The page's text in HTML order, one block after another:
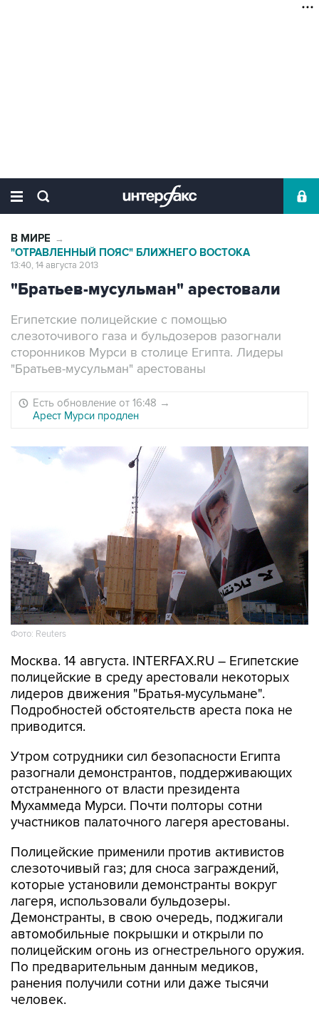
В МИРЕ →
"ОТРАВЛЕННЫЙ ПОЯС" БЛИЖНЕГО ВОСТОКА
13:40, 14 августа 2013
"Братьев-мусульман" арестовали
Египетские полицейские с помощью
слезоточивого газа и бульдозеров разогнали
сторонников Мурси в столице Египта. Лидеры
"Братьев-мусульман" арестованы
Есть обновление от 16:48 →
Арест Мурси продлен
Фото: Reuters
Москва. 14 августа. INTERFAX.RU – Египетские
полицейские в среду арестовали некоторых
лидеров движения "Братья-мусульмане".
Подробностей обстоятельств ареста пока не
приводится.
Утром сотрудники сил безопасности Египта
разогнали демонстрантов, поддерживающих
отстраненного от власти президента
Мухаммеда Мурси. Почти полторы сотни
участников палаточного лагеря арестованы.
Полицейские применили против активистов
слезоточивый газ; для сноса заграждений,
которые установили демонстранты вокруг
лагеря, использовали бульдозеры.
Демонстранты, в свою очередь, поджигали
автомобильные покрышки и открыли по
полицейским огонь из огнестрельного оружия.
По предварительным данным медиков,
ранения получили сотни или даже тысячи
человек.